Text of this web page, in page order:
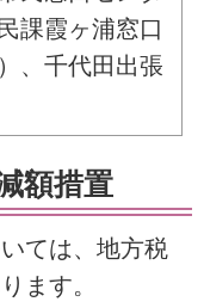
課霞ヶ浦窓口
、千代田出張
額措置
ては、地方税
ます。